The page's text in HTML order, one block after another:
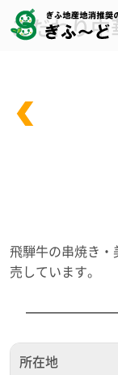
こだわり中
飛騨牛の串焼き・
売しています。
所在地